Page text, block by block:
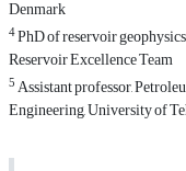
Denmark
4PhD of reservoir
Reservoir Excellence Team
5Assistant professor,
Engineering, University of